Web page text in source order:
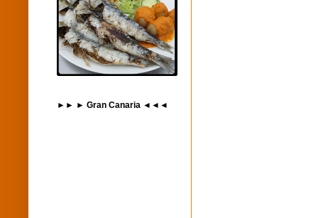
►► ► Gran Canaria ◄◄◄